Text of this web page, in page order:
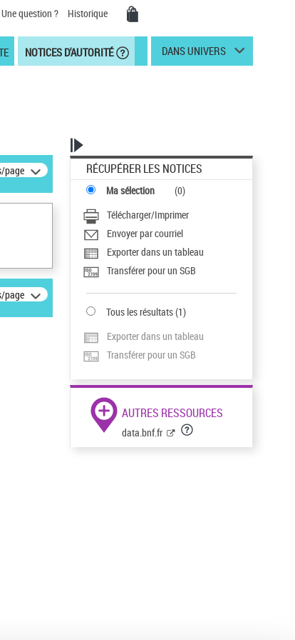
Une question ? Historique
NOTICES D'AUTORITÉ DANS UNIVERS
page
page
RÉCUPÉRER LES NOTICES
Ma sélection (0)
Télécharger/Imprimer
Envoyer par courriel
Exporter dans un tableau
Transférer pour un SGB
Tous les résultats(1)
Exporter dans un tableau
Transférer pour un SGB
AUTRES RESSOURCES
data.bnf.fr